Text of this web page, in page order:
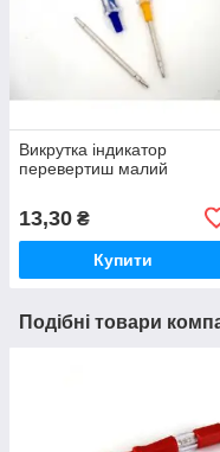
Викрутка індикатор
перевертиш малий
13,30 ₴
Купити
Подібні товари